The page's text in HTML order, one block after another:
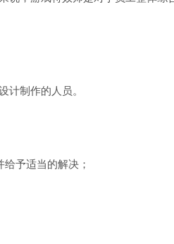
计制作的人员。
予适当的解决；